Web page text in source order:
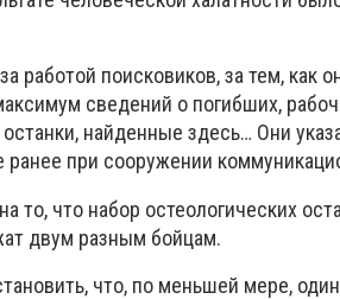
работой поисковиков, за тем, как
сведений о погибших,
найденные здесь… Они
ранее при сооружении
то, что набор остеологических
двум разным бойцам.
что, по меньшей мере,